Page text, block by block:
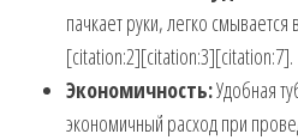
пачкает руки, легко
[citation:2][citation:3][citation:7].
Экономичность:Удобная
экономичный расход при